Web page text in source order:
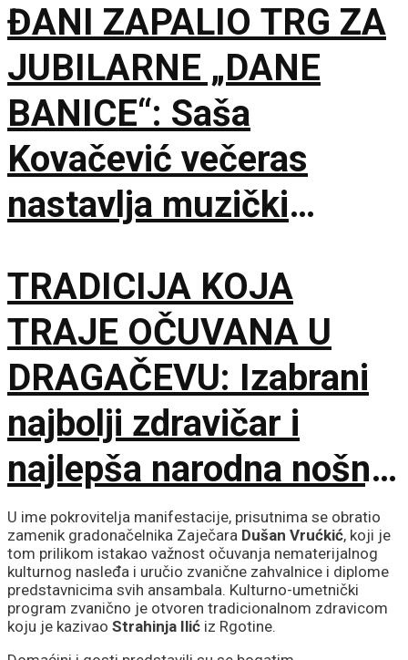
ĐANI ZAPALIO TRG ZA
JUBILARNE „DANE
BANICE“: Saša
Kovačević večeras
nastavlja muzički
TRADICIJA KOJA
TRAJE OČUVANA U
DRAGAČEVU: Izabrani
najbolji zdravičar i
najlepša narodna nošnja
na 65. Saboru trubača
U ime pokrovitelja manifestacije, prisutnima se obratio
zamenik gradonačelnika Zaječara Dušan Vrućkić, koji je
tom prilikom istakao važnost očuvanja nematerijalnog
kulturnog nasleđa i uručio zvanične zahvalnice i diplome
predstavnicima svih ansambala. Kulturno-umetnički
program zvanično je otvoren tradicionalnom zdravicom
koju je kazivao Strahinja Ilić iz Rgotine.